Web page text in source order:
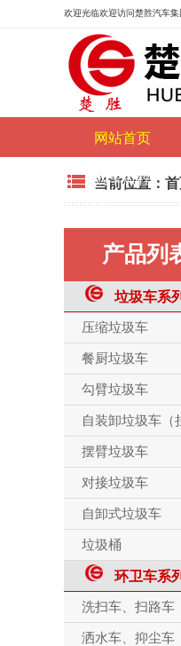
欢迎光临欢迎访问楚胜汽车集
网站首页
购车流程
当前位置：
产品列
垃圾车系
压缩垃圾车
餐厨垃圾车
勾臂垃圾车
自装卸垃圾车（
摆臂垃圾车
对接垃圾车
自卸式垃圾车
垃圾桶
环卫车系
洗扫车、扫路车
洒水车、抑尘车